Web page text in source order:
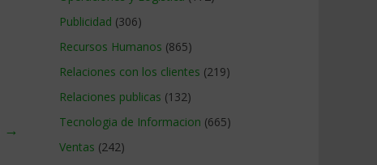
→
Publicidad (306)
Recursos Humanos (865)
Relaciones con los clientes (219)
Relaciones publicas (132)
Tecnologia de Informacion (665)
Ventas (242)